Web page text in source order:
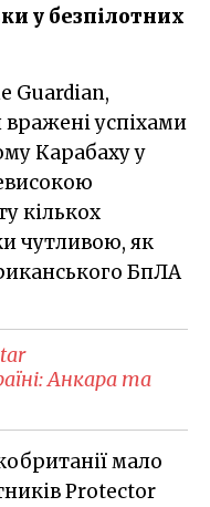
у безпілотних
Guardian,
враженіуспіхами
Карабахуу
кількох
чутливою, як
БпЛА
Анкара та
мало
Protector